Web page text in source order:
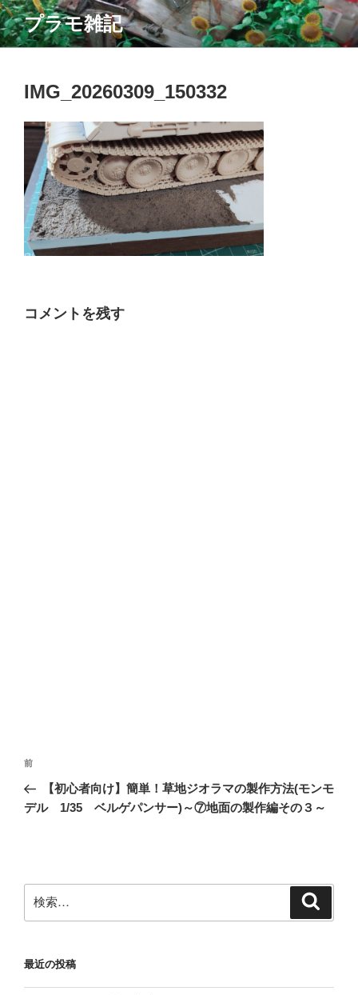
コ
ン
テ
プラモ雑記
IMG_20260309_150332
コメントを残す
投
ナ
シ
ョ
前
の
投
前
【初心者向け】簡単！草地ジオラマの製作方法(モンモ
デル 1/35 ベルゲパンサー)～⑦地面の製作編その３～
索:
最近の投稿